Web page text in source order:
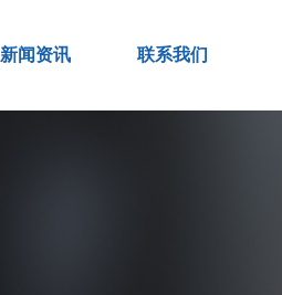
新闻资讯 联系我们